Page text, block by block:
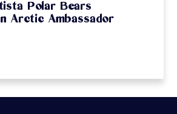
Polar Bears
Arctic Ambassador